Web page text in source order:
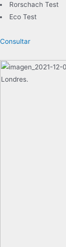
Rorschach Test
Eco Test
Consultar